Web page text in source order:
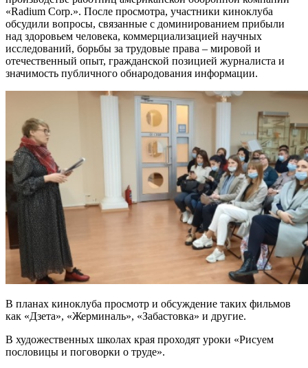
«Radium Corp.». После просмотра, участники киноклуба
обсудили вопросы, связанные с доминированием прибыли
над здоровьем человека, коммерциализацией научных
исследований, борьбы за трудовые права – мировой и
отечественный опыт, гражданской позицией журналиста и
значимость публичного обнародования информации.
В планах киноклуба просмотр и обсуждение таких фильмов
как «Дзета», «Жерминаль», «Забастовка» и другие.
В художественных школах края проходят уроки «Рисуем
пословицы и поговорки о труде».